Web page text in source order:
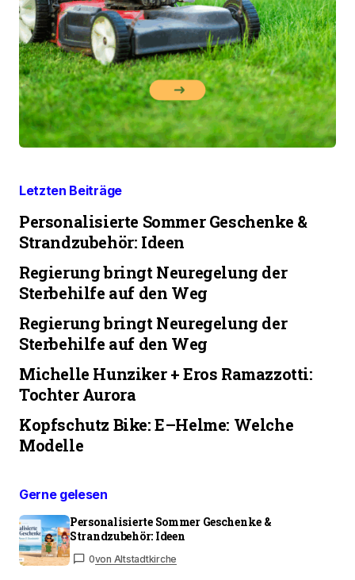
Letzten Beiträge
Personalisierte Sommer Geschenke &
Strandzubehör: Ideen
Regierung bringt Neuregelung der
Sterbehilfe auf den Weg
Regierung bringt Neuregelung der
Sterbehilfe auf den Weg
Michelle Hunziker + Eros Ramazzotti:
Tochter Aurora
Kopfschutz Bike: E–Helme: Welche
Modelle
Gerne gelesen
Personalisierte Sommer Geschenke &
Strandzubehör: Ideen
0von Altstadtkirche